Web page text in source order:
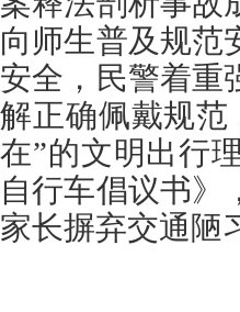
向师生普及规范
安全，民警着重
解正确佩戴规范
在”的文明出行
自行车倡议书》
家长摒弃交通陋